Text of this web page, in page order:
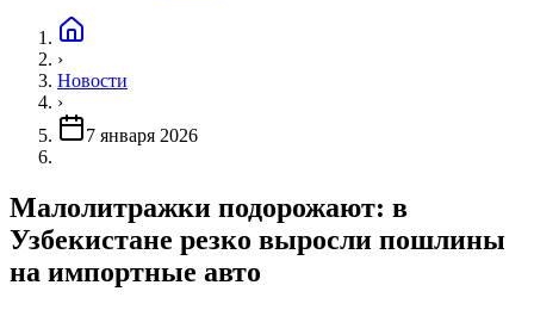
›
Новости
›
7 января 2026
Малолитражки подорожают: в
Узбекистане резко выросли пошлины
на импортные авто